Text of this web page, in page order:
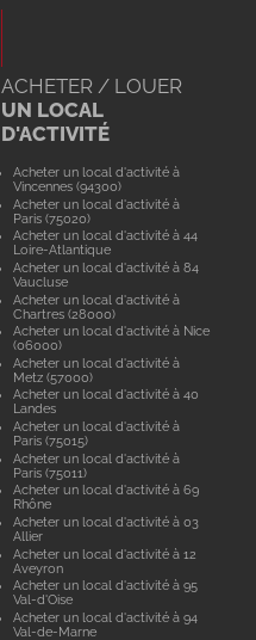
ACHETER / LOUER
UN LOCAL
D'ACTIVITÉ
Acheter un local d'activité à
Vincennes (94300)
Acheter un local d'activité à
Paris (75020)
Acheter un local d'activité à 44
Loire-Atlantique
Acheter un local d'activité à 84
Vaucluse
Acheter un local d'activité à
Chartres (28000)
Acheter un local d'activité à Nice
(06000)
Acheter un local d'activité à
Metz (57000)
Acheter un local d'activité à 40
Landes
Acheter un local d'activité à
Paris (75015)
Acheter un local d'activité à
Paris (75011)
Acheter un local d'activité à 69
Rhône
Acheter un local d'activité à 03
Allier
Acheter un local d'activité à 12
Aveyron
Acheter un local d'activité à 95
Val-d'Oise
Acheter un local d'activité à 94
Val-de-Marne